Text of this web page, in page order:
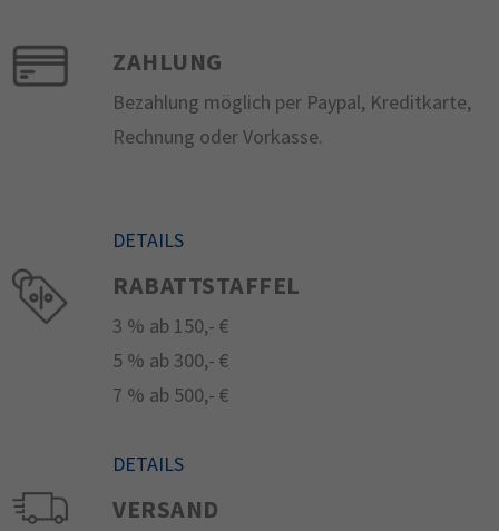
ZAHLUNG
Bezahlung möglich per Paypal, Kreditkarte,
Rechnung oder Vorkasse.
DETAILS
RABATTSTAFFEL
3 % ab 150,- €
5 % ab 300,- €
7 % ab 500,- €
DETAILS
VERSAND